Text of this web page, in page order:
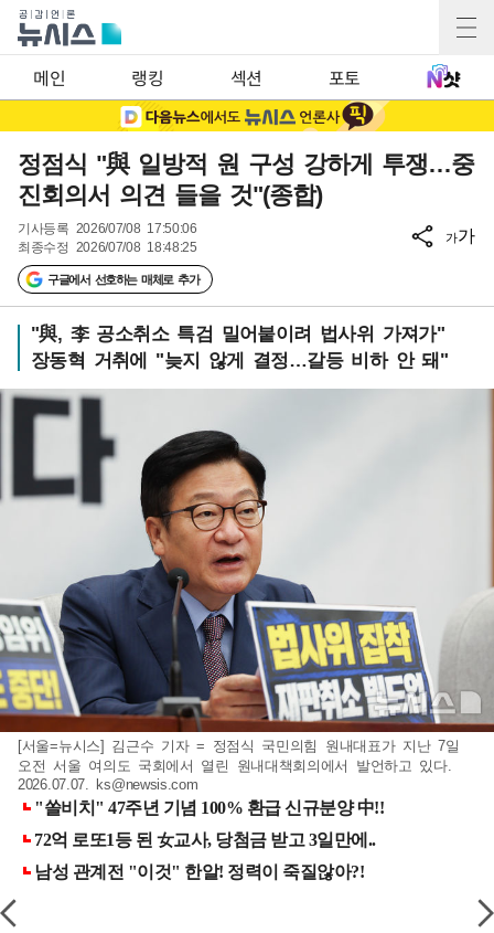
메인 랭킹 섹션 포토
정점식 "與 일방적 원 구성 강하게 투쟁…중
진회의서 의견 들을 것"(종합)
기사등록 2026/07/08 17:50:06
최종수정 2026/07/08 18:48:25
구글에서 선호하는 매체로 추가
가가
"與, 李 공소취소 특검 밀어붙이려 법사위 가져가"
장동혁 거취에 "늦지 않게 결정…갈등 비하 안 돼"
[서울=뉴시스] 김근수 기자 = 정점식 국민의힘 원내대표가 지난 7일
오전 서울 여의도 국회에서 열린 원내대책회의에서 발언하고 있다.
2026.07.07. ks@newsis.com